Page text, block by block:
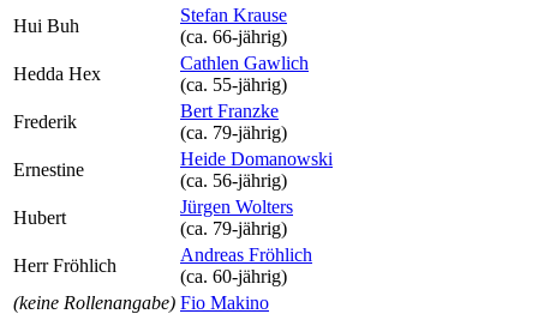
Hui Buh
Stefan Krause
(ca. 66‑jährig)
Hedda Hex
Cathlen Gawlich
(ca. 55‑jährig)
Frederik
Bert Franzke
(ca. 79‑jährig)
Ernestine
Heide Domanowski
(ca. 56‑jährig)
Hubert
Jürgen Wolters
(ca. 79‑jährig)
Herr Fröhlich
Andreas Fröhlich
(ca. 60‑jährig)
(keine Rollenangabe) Fio Makino